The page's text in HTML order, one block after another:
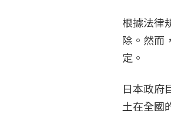
根據法律
除。然而
定。
日本政府
土在全國